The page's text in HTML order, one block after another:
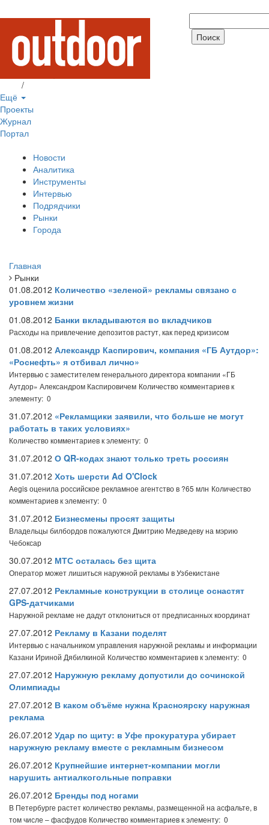
/
Ещё
Проекты
Журнал
Портал
Новости
Аналитика
Инструменты
Интервью
Подрядчики
Рынки
Города
Главная
Рынки
01.08.2012 Количество «зеленой» рекламы связано с
уровнем жизни
01.08.2012 Банки вкладываются во вкладчиков
Расходы на привлечение депозитов растут, как перед кризисом
01.08.2012 Александр Каспирович, компания «ГБ Аутдор»:
«Роснефть» я отбивал лично»
Интервью с заместителем генерального директора компании «ГБ
Аутдор» Александром Каспировичем Количество комментариев к
элементу: 0
31.07.2012 «Рекламщики заявили, что больше не могут
работать в таких условиях»
Количество комментариев к элементу: 0
31.07.2012 О QR-кодах знают только треть россиян
31.07.2012 Хоть шерсти Ad O'Clock
Aegis оценила российское рекламное агентство в ?65 млн Количество
комментариев к элементу: 0
31.07.2012 Бизнесмены просят защиты
Владельцы билбордов пожалуются Дмитрию Медведеву на мэрию
Чебоксар
30.07.2012 МТС осталась без щита
Оператор может лишиться наружной рекламы в Узбекистане
27.07.2012 Рекламные конструкции в столице оснастят
GPS-датчиками
Наружной рекламе не дадут отклониться от предписанных координат
27.07.2012 Рекламу в Казани поделят
Интервью с начальником управления наружной рекламы и информации
Казани Ириной Дябилкиной Количество комментариев к элементу: 0
27.07.2012 Наружную рекламу допустили до сочинской
Олимпиады
27.07.2012 В каком объёме нужна Красноярску наружная
реклама
26.07.2012 Удар по щиту: в Уфе прокуратура убирает
наружную рекламу вместе с рекламным бизнесом
26.07.2012 Крупнейшие интернет-компании могли
нарушить антиалкогольные поправки
26.07.2012 Бренды под ногами
В Петербурге растет количество рекламы, размещенной на асфальте, в
том числе – фасфудов Количество комментариев к элементу: 0